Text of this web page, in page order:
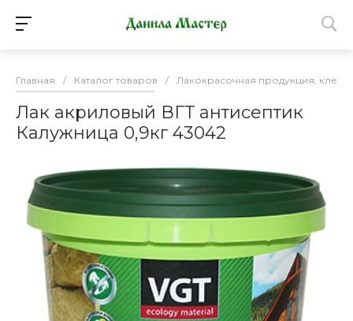
Главная / Каталог товаров / Лакокрасочная продукция, клей
Лак акриловый ВГТ антисептик
Калужница 0,9кг 43042